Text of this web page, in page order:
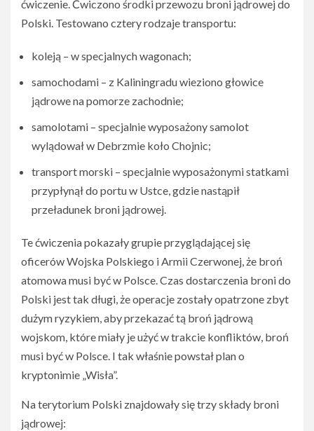
ćwiczenie. Ćwiczono środki przewozu broni jądrowej do
Polski. Testowano cztery rodzaje transportu:
koleją – w specjalnych wagonach;
samochodami – z Kaliningradu wieziono głowice
jądrowe na pomorze zachodnie;
samolotami – specjalnie wyposażony samolot
wylądował w Debrzmie koło Chojnic;
transport morski – specjalnie wyposażonymi statkami
przypłynął do portu w Ustce, gdzie nastąpił
przeładunek broni jądrowej.
Te ćwiczenia pokazały grupie przyglądającej się
oficerów Wojska Polskiego i Armii Czerwonej, że broń
atomowa musi być w Polsce. Czas dostarczenia broni do
Polski jest tak długi, że operacje zostały opatrzone zbyt
dużym ryzykiem, aby przekazać tą broń jądrową
wojskom, które miały je użyć w trakcie konfliktów, broń
musi być w Polsce. I tak właśnie powstał plan o
kryptonimie „Wisła”.
Na terytorium Polski znajdowały się trzy składy broni
jądrowej: